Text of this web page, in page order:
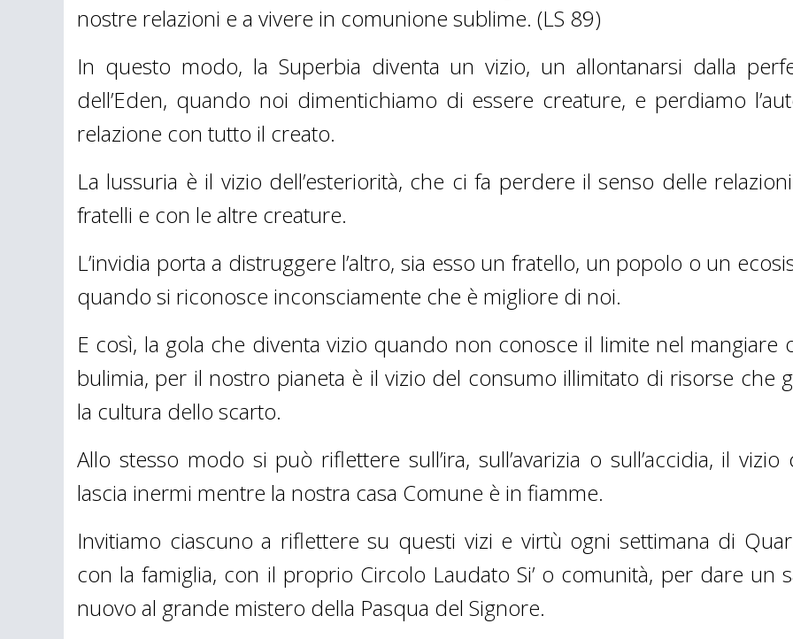
nostre relazioni e a vivere in comunione sublime. (LS 89)
In questo modo, la Superbia diventa un vizio, un allontanarsi dalla
dell’Eden, quando noi dimentichiamo di essere creature, e perdiamo
relazione con tutto il creato.
La lussuria è il vizio dell’esteriorità, che ci fa perdere il senso delle
fratelli e con le altre creature.
L’invidia porta a distruggere l’altro, sia esso un fratello, un popolo o un
quando si riconosce inconsciamente che è migliore di noi.
E così, la gola che diventa vizio quando non conosce il limite nel mangiare
bulimia, per il nostro pianeta è il vizio del consumo illimitato di risorse che
la cultura dello scarto.
Allo stesso modo si può riflettere sull’ira, sull’avarizia o sull’accidia, il vizio
lascia inermi mentre la nostra casa Comune è in fiamme.
Invitiamo ciascuno a riflettere su questi vizi e virtù ogni settimana di
con la famiglia, con il proprio Circolo Laudato Si’ o comunità, per dare un
nuovo al grande mistero della Pasqua del Signore.